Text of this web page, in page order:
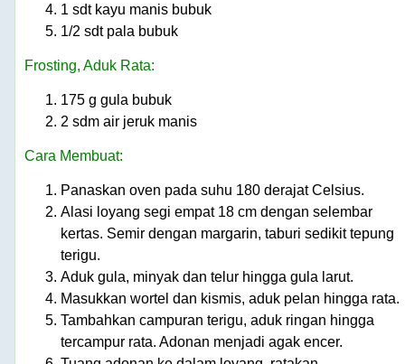
1 sdt kayu manis bubuk
1/2 sdt pala bubuk
Frosting, Aduk Rata:
175 g gula bubuk
2 sdm air jeruk manis
Cara Membuat:
Panaskan oven pada suhu 180 derajat Celsius.
Alasi loyang segi empat 18 cm dengan selembar
kertas. Semir dengan margarin, taburi sedikit tepung
terigu.
Aduk gula, minyak dan telur hingga gula larut.
Masukkan wortel dan kismis, aduk pelan hingga rata.
Tambahkan campuran terigu, aduk ringan hingga
tercampur rata. Adonan menjadi agak encer.